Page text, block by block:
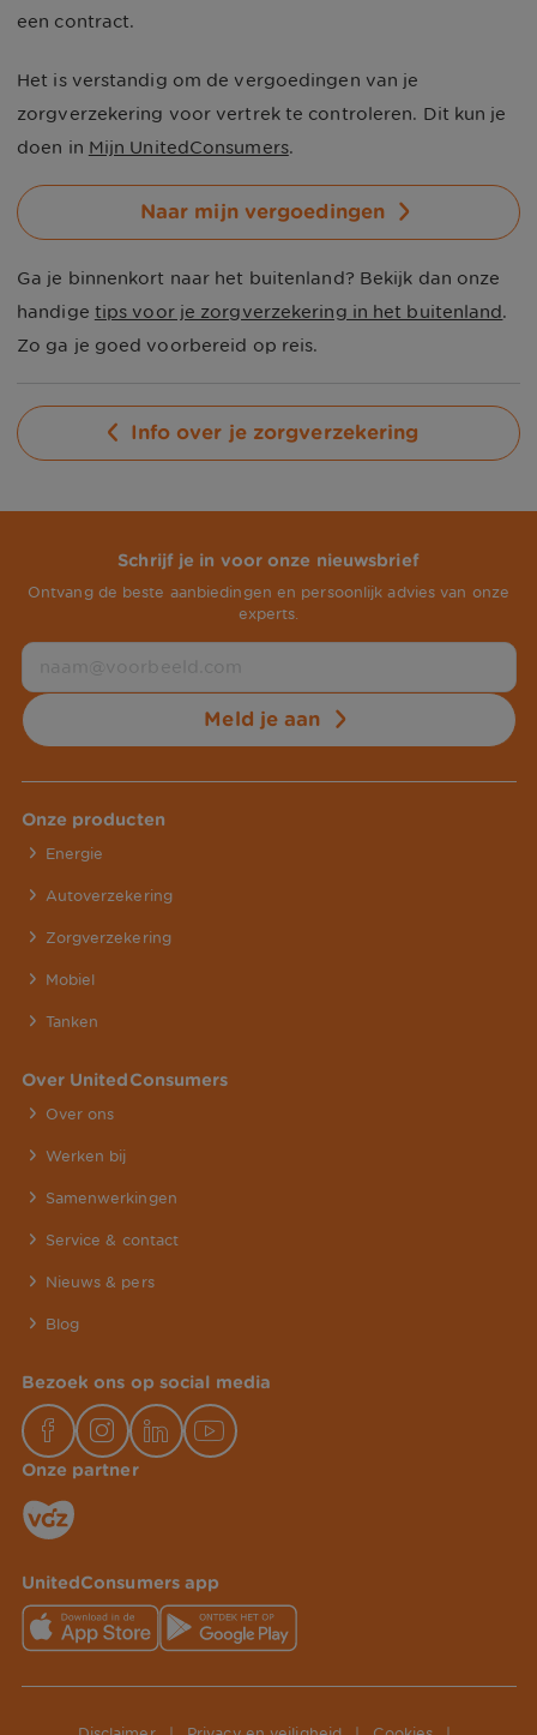
een contract.
Het is verstandig om de vergoedingen van je
zorgverzekering voor vertrek te controleren. Dit kun je
doen in Mijn UnitedConsumers.
Naar mijn vergoedingen
Ga je binnenkort naar het buitenland? Bekijk dan onze
handige tips voor je zorgverzekering in het buitenland.
Zo ga je goed voorbereid op reis.
Info over je zorgverzekering
Schrijf je in voor onze nieuwsbrief
Ontvang de beste aanbiedingen en persoonlijk advies van onze
experts.
Meld je aan
Onze producten
Energie
Autoverzekering
Zorgverzekering
Mobiel
Tanken
Over UnitedConsumers
Over ons
Werken bij
Samenwerkingen
Service & contact
Nieuws & pers
Blog
Bezoek ons op social media
Onze partner
UnitedConsumers app